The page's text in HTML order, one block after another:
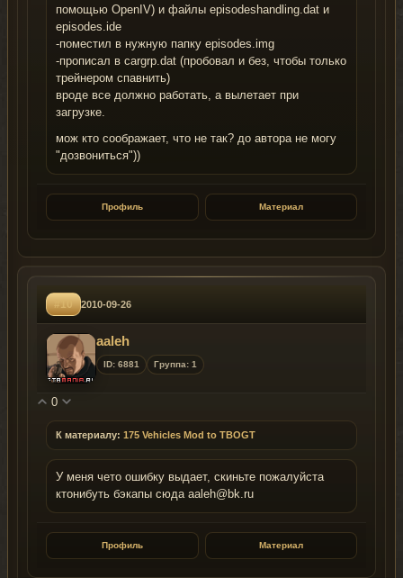
помощью OpenIV) и файлы episodeshandling.dat и
episodes.ide
-поместил в нужную папку episodes.img
-прописал в cargrp.dat (пробовал и без, чтобы только
трейнером спавнить)
вроде все должно работать, а вылетает при
загрузке.
мож кто соображает, что не так? до автора не могу
"дозвониться"))
Профиль Материал
#10 2010-09-26
aaleh
ID: 6881 Группа: 1
0
К материалу: 175 Vehicles Mod to TBOGT
У меня чето ошибку выдает, скиньте пожалуйста
ктонибуть бэкапы сюда aaleh@bk.ru
Профиль Материал